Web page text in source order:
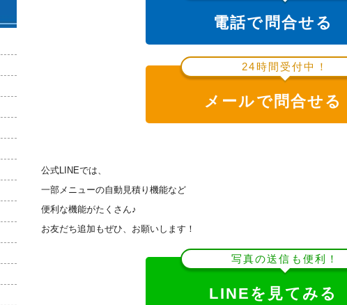
電話で問合せる
24時間受付中！
メールで問合せ
公式LINEでは、
一部メニューの自動見積り機能など
便利な機能がたくさん♪
お友だち追加もぜひ、お願いします！
写真の送信も便利！
LINEを見てみ